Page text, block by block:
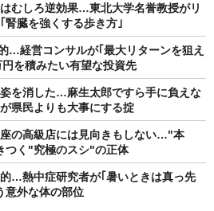
むしろ逆効果…東北大学名誉教授がリ
腎臓を強くする歩き方｣
…経営コンサルが｢最大リターンを狙え
を積みたい有望な投資先
を消した…麻生太郎ですら手に負えな
県民よりも大事にする掟
座の高級店には見向きもしない…"本
つく"究極のスシ"の正体
…熱中症研究者が｢暑いときは真っ先
意外な体の部位